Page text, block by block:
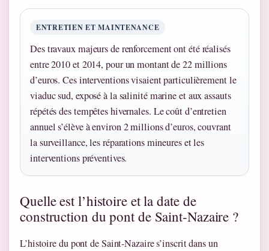
ENTRETIEN ET MAINTENANCE
Des travaux majeurs de renforcement ont été réalisés
entre 2010 et 2014, pour un montant de 22 millions
d’euros. Ces interventions visaient particulièrement le
viaduc sud, exposé à la salinité marine et aux assauts
répétés des tempêtes hivernales. Le coût d’entretien
annuel s’élève à environ 2 millions d’euros, couvrant
la surveillance, les réparations mineures et les
interventions préventives.
Quelle est l’histoire et la date de
construction du pont de Saint-Nazaire ?
L’histoire du pont de Saint-Nazaire s’inscrit dans un